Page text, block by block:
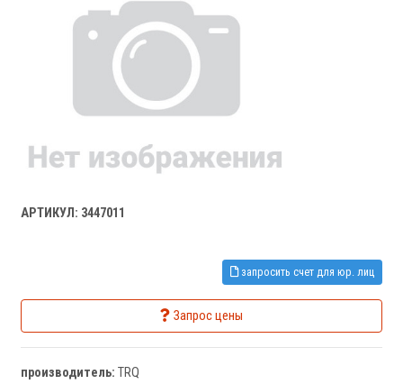
АРТИКУЛ: 3447011
запросить счет для юр. лиц
Запрос цены
производитель: TRQ